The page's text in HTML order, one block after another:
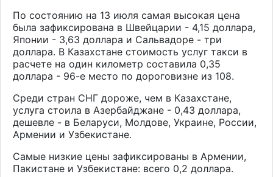
По состоянию на 13 июля самая высокая цена
была зафиксирована в Швейцарии - 4,15 доллара,
Японии - 3,63 доллара и Сальвадоре - три
доллара. В Казахстане стоимость услуг такси в
расчете на один километр составила 0,35
доллара - 96-е место по дороговизне из 108.
Среди стран СНГ дороже, чем в Казахстане,
услуга стоила в Азербайджане - 0,43 доллара,
дешевле - в Беларуси, Молдове, Украине, России,
Армении и Узбекистане.
Самые низкие цены зафиксированы в Армении,
Пакистане и Узбекистане: всего 0,2 доллара.